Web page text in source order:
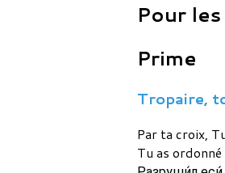
Pour
Prime
Tropaire,
Par ta croix,
Tu as